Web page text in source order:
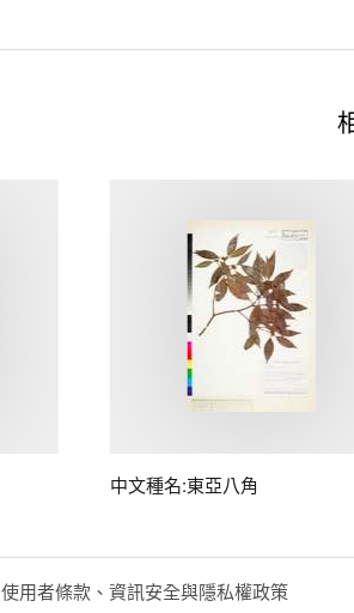
中文種名:東亞八角
使用者條款、資訊安全與隱私權政策